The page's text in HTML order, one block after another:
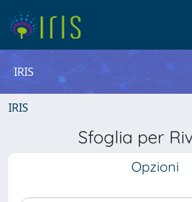
IRIS
IRIS
Sfoglia per
Opzioni